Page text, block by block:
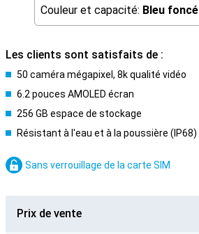
Couleur et capacité: Bleu foncé
Les clients sont satisfaits de :
50 caméra mégapixel, 8k qualité vidéo
6.2 pouces AMOLED écran
256 GB espace de stockage
Résistant à l'eau et à la poussière (IP68)
Sans verrouillage de la carte SIM
Prix de vente